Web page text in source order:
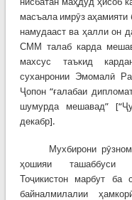
масъала имрӯз
намудааст ва ҳалли он
СММ талаб карда
махсус таъкид
суханронии Эмомалӣ
Ҷопон “ғалабаи
шумурда мешавад”
декабр].
Мухбирони
ҳошияи ташаббуси
Тоҷикистон марбут ба
байналмилалии